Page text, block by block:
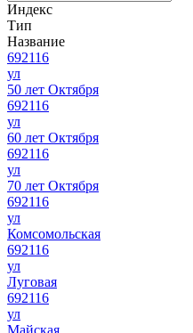
Индекс
Тип
Название
692116
ул
50 лет Октября
692116
ул
60 лет Октября
692116
ул
70 лет Октября
692116
ул
Комсомольская
692116
ул
Луговая
692116
ул
Майская